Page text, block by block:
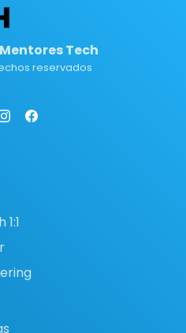
Mentores Tech
reservados